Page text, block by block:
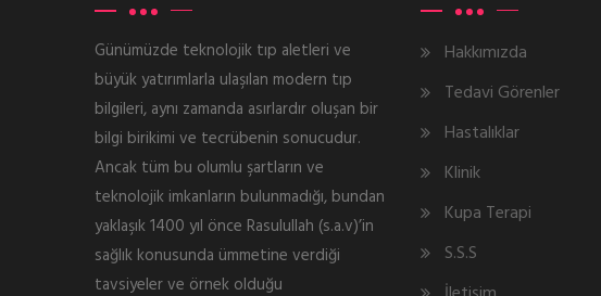
Günümüzde teknolojik tıp aletleri ve
büyük yatırımlarla ulaşılan modern tıp
bilgileri, aynı zamanda asırlardır oluşan bir
bilgi birikimi ve tecrübenin sonucudur.
Ancak tüm bu olumlu şartların ve
teknolojik imkanların bulunmadığı, bundan
yaklaşık 1400 yıl önce Rasulullah (s.a.v)’in
sağlık konusunda ümmetine verdiği
tavsiyeler ve örnek olduğu
Hakkımızda
Tedavi Görenler
Hastalıklar
Klinik
Kupa Terapi
S.S.S